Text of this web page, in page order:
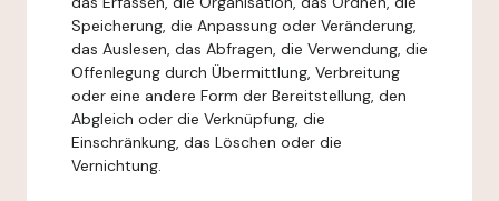
Speicherung, die Anpassung oder Veränderung,
das Auslesen, das Abfragen, die Verwendung, die
Offenlegung durch Übermittlung, Verbreitung
oder eine andere Form der Bereitstellung, den
Abgleich oder die Verknüpfung, die
Einschränkung, das Löschen oder die
Vernichtung.